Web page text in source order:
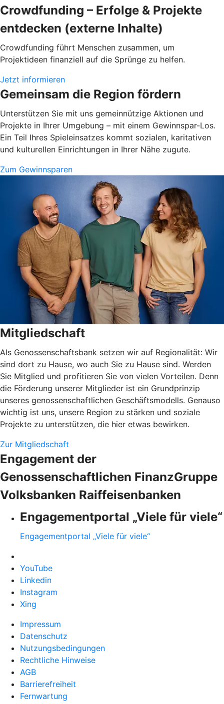
Crowdfunding – Erfolge & Projekte
entdecken (externe Inhalte)
Crowdfunding führt Menschen zusammen, um
Projektideen finanziell auf die Sprünge zu helfen.
Jetzt informieren
Gemeinsam die Region fördern
Unterstützen Sie mit uns gemeinnützige Aktionen und
Projekte in Ihrer Umgebung – mit einem Gewinnspar-Los.
Ein Teil Ihres Spieleinsatzes kommt sozialen, karitativen
und kulturellen Einrichtungen in Ihrer Nähe zugute.
Zum Gewinnsparen
Mitgliedschaft
Als Genossenschaftsbank setzen wir auf Regionalität: Wir
sind dort zu Hause, wo auch Sie zu Hause sind. Werden
Sie Mitglied und profitieren Sie von vielen Vorteilen. Denn
die Förderung unserer Mitglieder ist ein Grundprinzip
unseres genossenschaftlichen Geschäftsmodells. Genauso
wichtig ist uns, unsere Region zu stärken und soziale
Projekte zu unterstützen, die hier etwas bewirken.
Zur Mitgliedschaft
Engagement der
Genossenschaftlichen FinanzGruppe
Volksbanken Raiffeisenbanken
Engagementportal „Viele für viele“
Engagementportal „Viele für viele“
YouTube
Linkedin
Instagram
Xing
Impressum
Datenschutz
Nutzungsbedingungen
Rechtliche Hinweise
AGB
Barrierefreiheit
Fernwartung